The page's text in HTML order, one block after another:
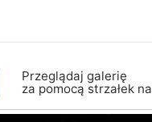
Przeglądaj galerię
za pomocą strzałek